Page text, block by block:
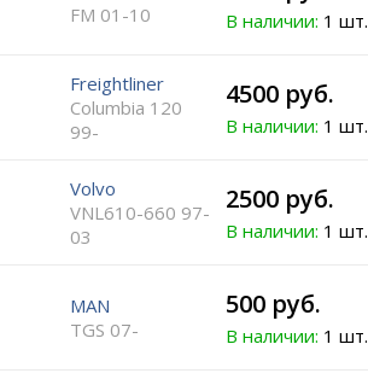
FM 01-10
В наличии: 1 шт.
Freightliner
Columbia 120
99-
4500 руб.
В наличии: 1 шт.
Volvo
VNL610-660 97-
03
2500 руб.
В наличии: 1 шт.
MAN
TGS 07-
500 руб.
В наличии: 1 шт.